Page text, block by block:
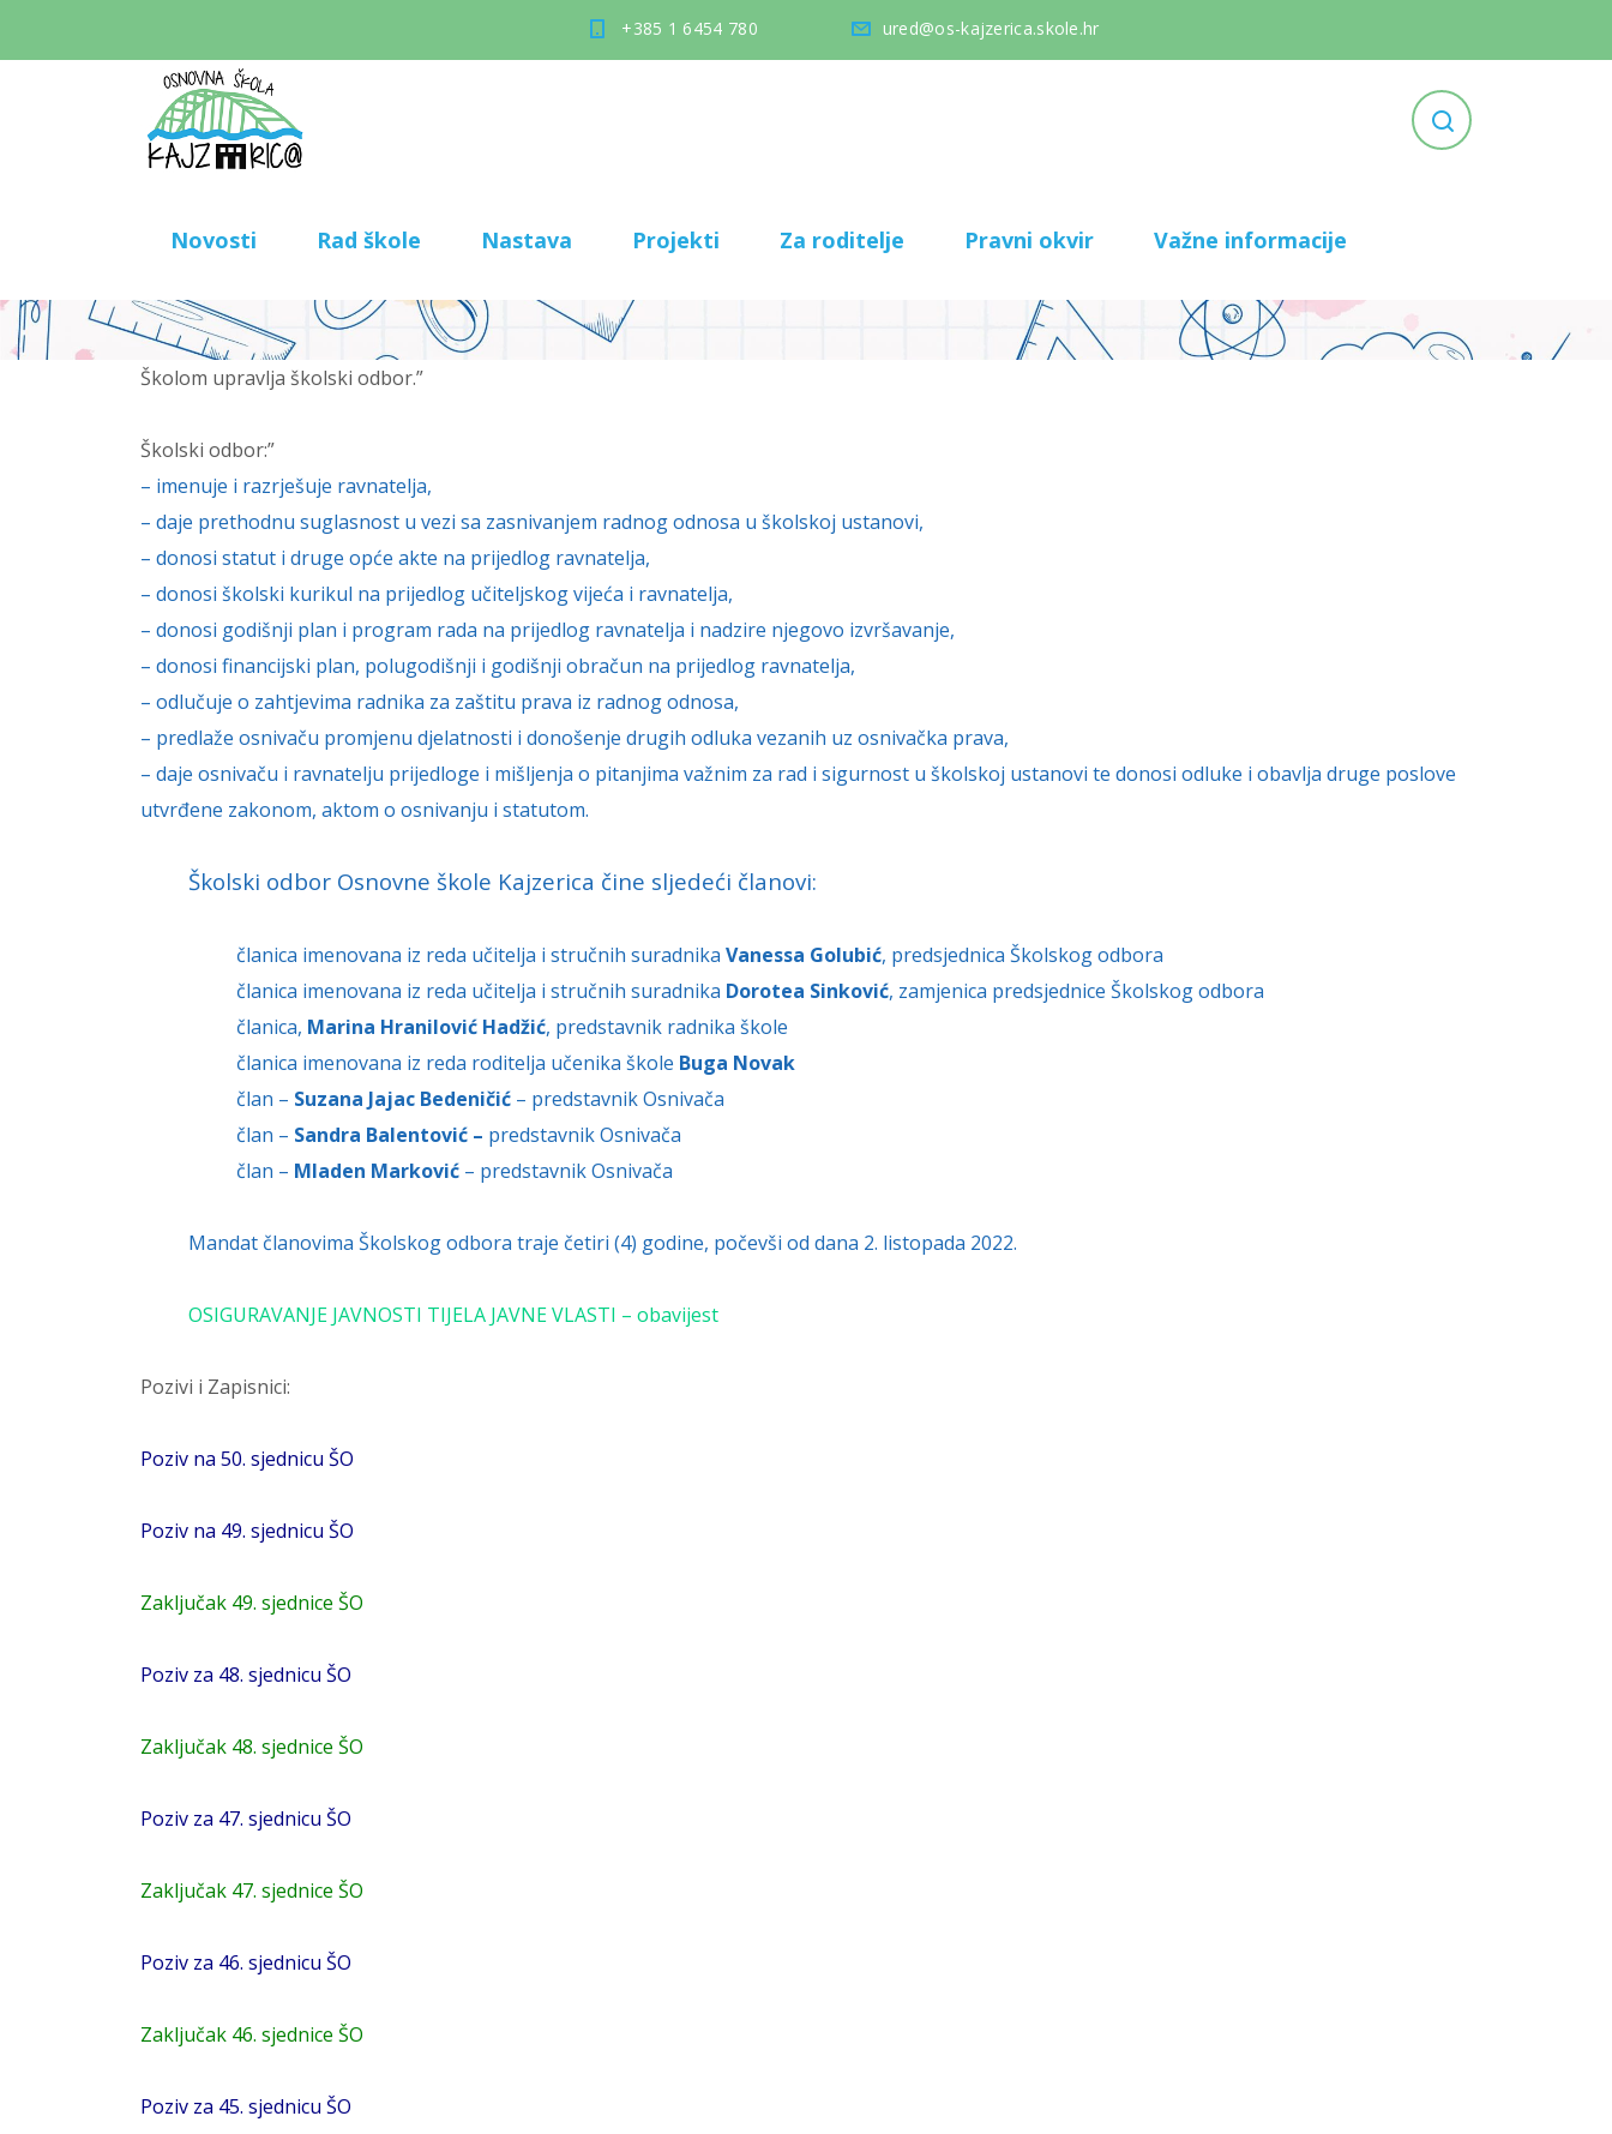
+385 1 6454 780 ured@os-kajzerica.skole.hr
Novosti Rad škole Nastava Projekti Za roditelje Pravni okvir Važne informacije
Školom upravlja školski odbor.”
Školski odbor:”
– imenuje i razrješuje ravnatelja,
– daje prethodnu suglasnost u vezi sa zasnivanjem radnog odnosa u školskoj ustanovi,
– donosi statut i druge opće akte na prijedlog ravnatelja,
– donosi školski kurikul na prijedlog učiteljskog vijeća i ravnatelja,
– donosi godišnji plan i program rada na prijedlog ravnatelja i nadzire njegovo izvršavanje,
– donosi financijski plan, polugodišnji i godišnji obračun na prijedlog ravnatelja,
– odlučuje o zahtjevima radnika za zaštitu prava iz radnog odnosa,
– predlaže osnivaču promjenu djelatnosti i donošenje drugih odluka vezanih uz osnivačka prava,
– daje osnivaču i ravnatelju prijedloge i mišljenja o pitanjima važnim za rad i sigurnost u školskoj ustanovi te donosi odluke i obavlja druge poslove
utvrđene zakonom, aktom o osnivanju i statutom.
Školski odbor Osnovne škole Kajzerica čine sljedeći članovi:
članica imenovana iz reda učitelja i stručnih suradnika Vanessa Golubić, predsjednica Školskog odbora
članica imenovana iz reda učitelja i stručnih suradnika Dorotea Sinković, zamjenica predsjednice Školskog odbora
članica, Marina Hranilović Hadžić, predstavnik radnika škole
članica imenovana iz reda roditelja učenika škole Buga Novak
član – Suzana Jajac Bedeničić – predstavnik Osnivača
član – Sandra Balentović – predstavnik Osnivača
član – Mladen Marković – predstavnik Osnivača
Mandat članovima Školskog odbora traje četiri (4) godine, počevši od dana 2. listopada 2022.
OSIGURAVANJE JAVNOSTI TIJELA JAVNE VLASTI – obavijest
Pozivi i Zapisnici:
Poziv na 50. sjednicu ŠO
Poziv na 49. sjednicu ŠO
Zaključak 49. sjednice ŠO
Poziv za 48. sjednicu ŠO
Zaključak 48. sjednice ŠO
Poziv za 47. sjednicu ŠO
Zaključak 47. sjednice ŠO
Poziv za 46. sjednicu ŠO
Zaključak 46. sjednice ŠO
Poziv za 45. sjednicu ŠO